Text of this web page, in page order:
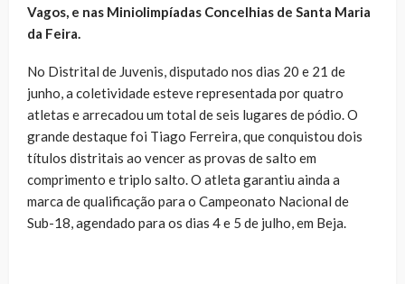
Vagos, e nas Miniolimpíadas Concelhias de Santa Maria
da Feira.
No Distrital de Juvenis, disputado nos dias 20 e 21 de
junho, a coletividade esteve representada por quatro
atletas e arrecadou um total de seis lugares de pódio. O
grande destaque foi Tiago Ferreira, que conquistou dois
títulos distritais ao vencer as provas de salto em
comprimento e triplo salto. O atleta garantiu ainda a
marca de qualificação para o Campeonato Nacional de
Sub-18, agendado para os dias 4 e 5 de julho, em Beja.